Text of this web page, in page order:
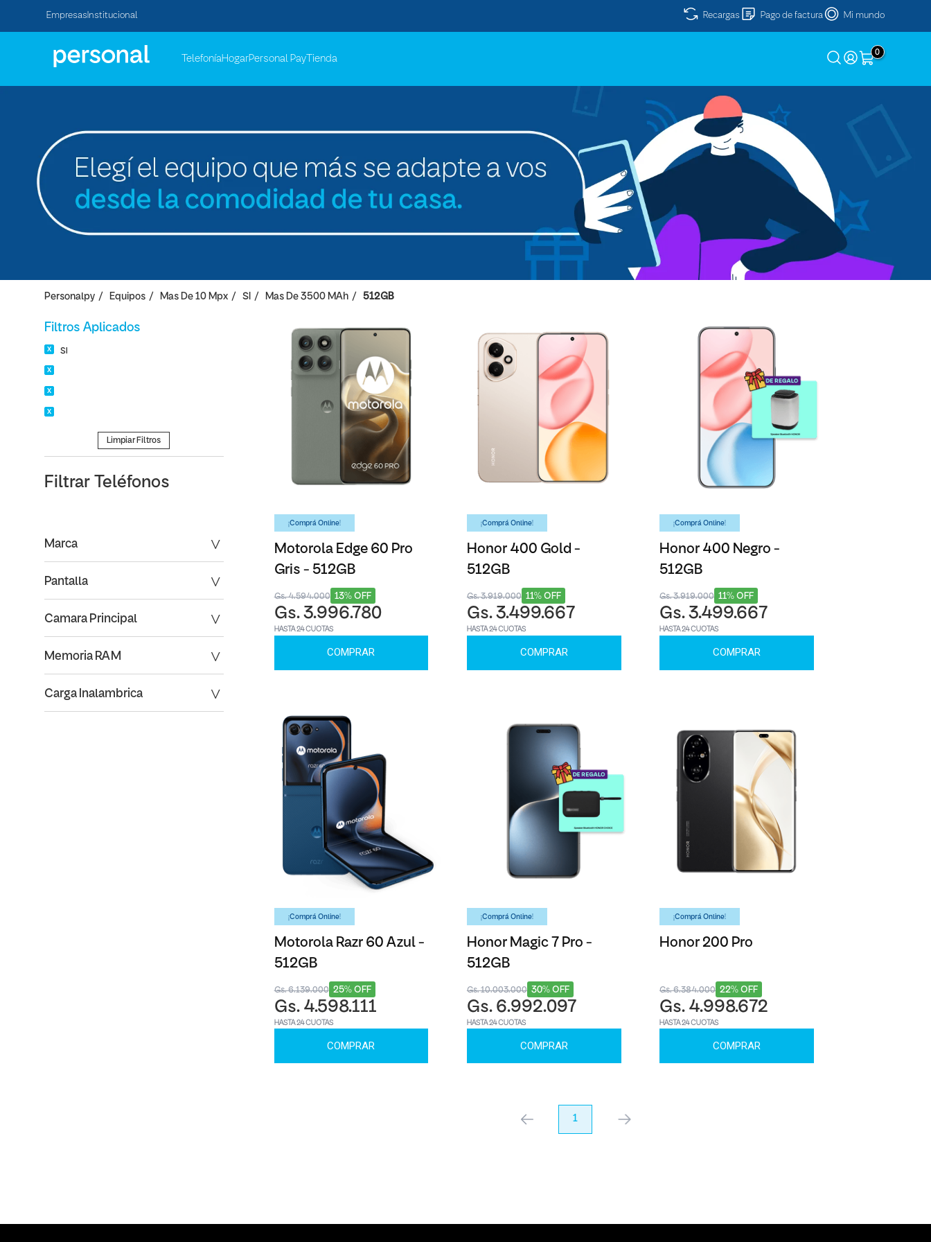
Empresas Institucional Recargas Pago de factura Mi mundo
TelefoníaHogarPersonal Pay Tienda
0
Personalpy Equipos Mas De 10 Mpx SI Mas De 3500 MAh 512GB
Filtros Aplicados
SI
Limpiar Filtros
Filtrar Teléfonos
Marca
Pantalla
Camara Principal
Memoria RAM
Carga Inalambrica
¡Comprá Online!
Motorola Edge 60 Pro
Gris - 512GB
13% OFF
Gs. 4.594.000
Gs. 3.996.780
HASTA 24 CUOTAS
COMPRAR
¡Comprá Online!
Honor 400 Gold -
512GB
11% OFF
Gs. 3.919.000
Gs. 3.499.667
HASTA 24 CUOTAS
COMPRAR
¡Comprá Online!
Honor 400 Negro -
512GB
11% OFF
Gs. 3.919.000
Gs. 3.499.667
HASTA 24 CUOTAS
COMPRAR
¡Comprá Online!
Motorola Razr 60 Azul -
512GB
25% OFF
Gs. 6.139.000
Gs. 4.598.111
HASTA 24 CUOTAS
COMPRAR
¡Comprá Online!
Honor Magic 7 Pro -
512GB
30% OFF
Gs. 10.003.000
Gs. 6.992.097
HASTA 24 CUOTAS
COMPRAR
¡Comprá Online!
Honor 200 Pro
22% OFF
Gs. 6.384.000
Gs. 4.998.672
HASTA 24 CUOTAS
COMPRAR
anterior 1 próximo